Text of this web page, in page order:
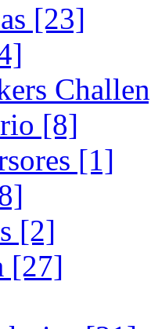
[23]
[8]
[1]
[2]
[27]